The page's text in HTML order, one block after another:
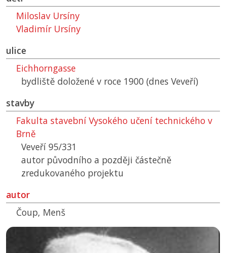
Miloslav Ursíny
Vladimír Ursíny
ulice
Eichhorngasse
bydliště doložené v roce 1900 (dnes Veveří)
stavby
Fakulta stavební Vysokého učení technického v
Brně
Veveří 95/331
autor původního a později částečně
zredukovaného projektu
autor
Čoup, Menš